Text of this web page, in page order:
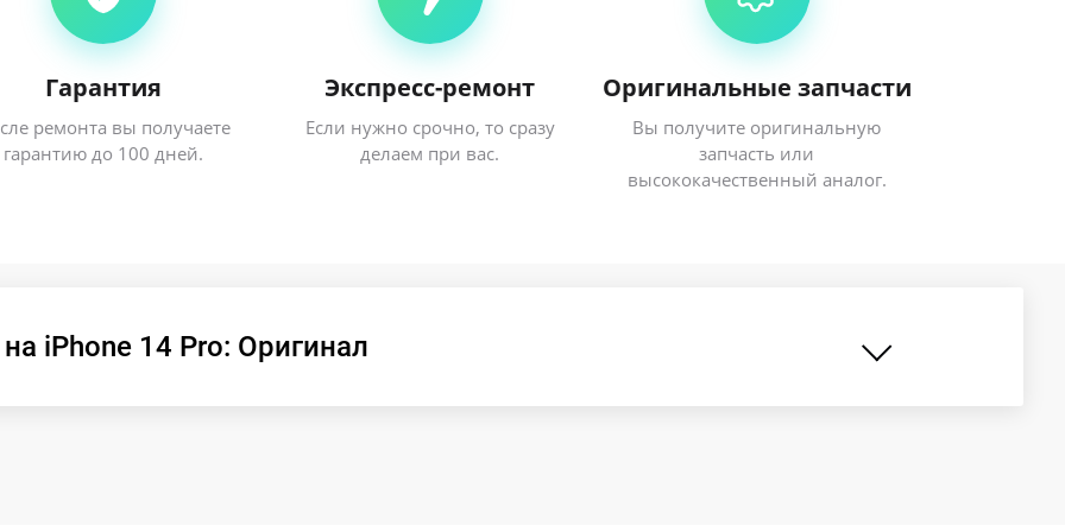
Гарантия
ремонта вы получаете
гарантию до 100 дней.
Экспресс-ремонт
Если нужно срочно, то сразу
делаем при вас.
Оригинальные запчасти
Вы получите оригинальную
запчасть или
высококачественный аналог.
iPhone 14 Pro: Оригинал